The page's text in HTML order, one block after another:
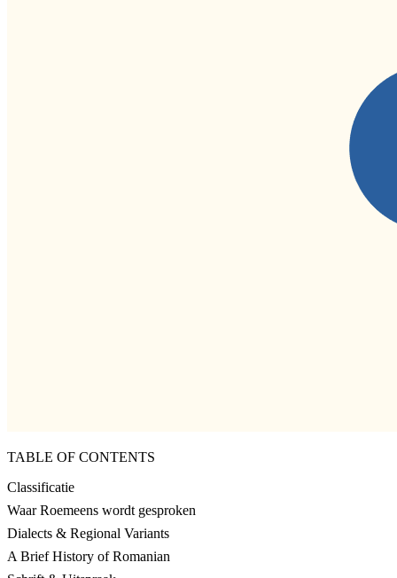
TABLE OF CONTENTS
Classificatie
Waar Roemeens wordt gesproken
Dialects & Regional Variants
A Brief History of Romanian